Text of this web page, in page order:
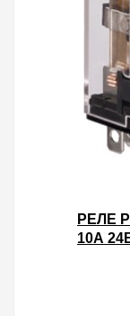
РЕЛЕ
10А